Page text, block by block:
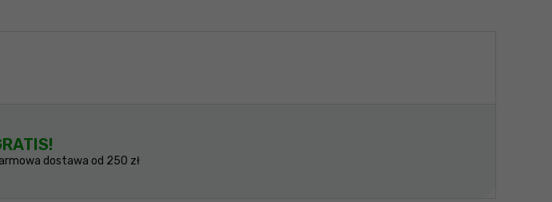
dostawa od 250 zł